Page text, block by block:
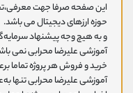
این صفحه صرفا جهت
حوزه ارزهای دیجیتال می باشد.
و به هیچ وجه پیشنهاد
آموزشی علیرضا محرابی نمی
خرید و فروش هر پروژه تماما
آموزشی علیرضا محرابی تنها